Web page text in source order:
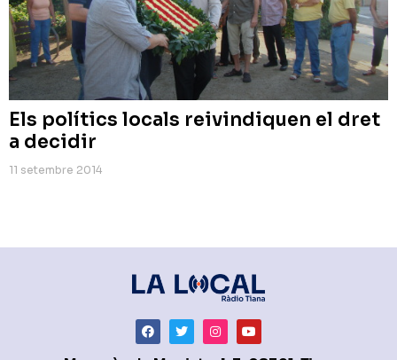
Els polítics locals reivindiquen el dret
a decidir
11 setembre 2014